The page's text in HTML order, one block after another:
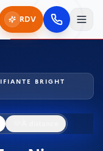
RDV
BRIGHT